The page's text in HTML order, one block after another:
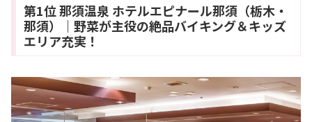
第1位 那須温泉 ホテルエピナール那須（栃木・
那須）｜野菜が主役の絶品バイキング＆キッズ
エリア充実！